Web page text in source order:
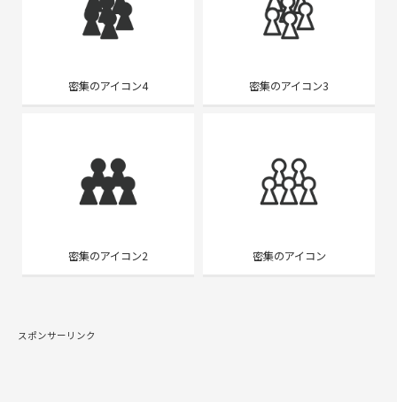
密集のアイコン4 密集のアイコン3
密集のアイコン2 密集のアイコン
スポンサーリンク